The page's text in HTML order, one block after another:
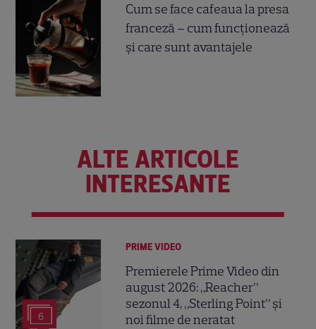
Cum se face cafeaua la presa
franceză – cum funcționează
și care sunt avantajele
ALTE ARTICOLE
INTERESANTE
6
PRIME VIDEO
Premierele Prime Video din
august 2026: „Reacher”
sezonul 4, „Sterling Point” și
noi filme de neratat